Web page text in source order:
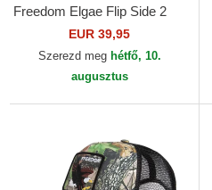
Freedom Elgae Flip Side 2
The Farm Goorin Bros.
EUR 39,95
Szerezd meg hétfő, 10.
augusztus